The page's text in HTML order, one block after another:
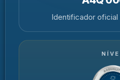
Identificador